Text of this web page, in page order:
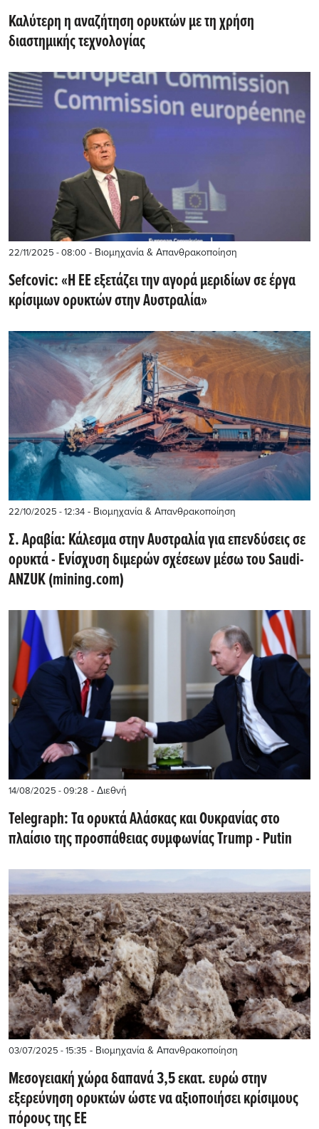
Καλύτερη η αναζήτηση ορυκτών με τη χρήση
διαστημικής τεχνολογίας
22/11/2025 - 08:00 - Βιομηχανία & Απανθρακοποίηση
Sefcovic: «Η ΕΕ εξετάζει την αγορά μεριδίων σε έργα
κρίσιμων ορυκτών στην Αυστραλία»
22/10/2025 - 12:34 - Βιομηχανία & Απανθρακοποίηση
Σ. Αραβία: Κάλεσμα στην Αυστραλία για επενδύσεις σε
ορυκτά - Ενίσχυση διμερών σχέσεων μέσω του Saudi-
ANZUK (mining.com)
14/08/2025 - 09:28 - Διεθνή
Telegraph: Τα ορυκτά Αλάσκας και Ουκρανίας στο
πλαίσιο της προσπάθειας συμφωνίας Trump - Putin
03/07/2025 - 15:35 - Βιομηχανία & Απανθρακοποίηση
Μεσογειακή χώρα δαπανά 3,5 εκατ. ευρώ στην
εξερεύνηση ορυκτών ώστε να αξιοποιήσει κρίσιμους
πόρους της ΕΕ